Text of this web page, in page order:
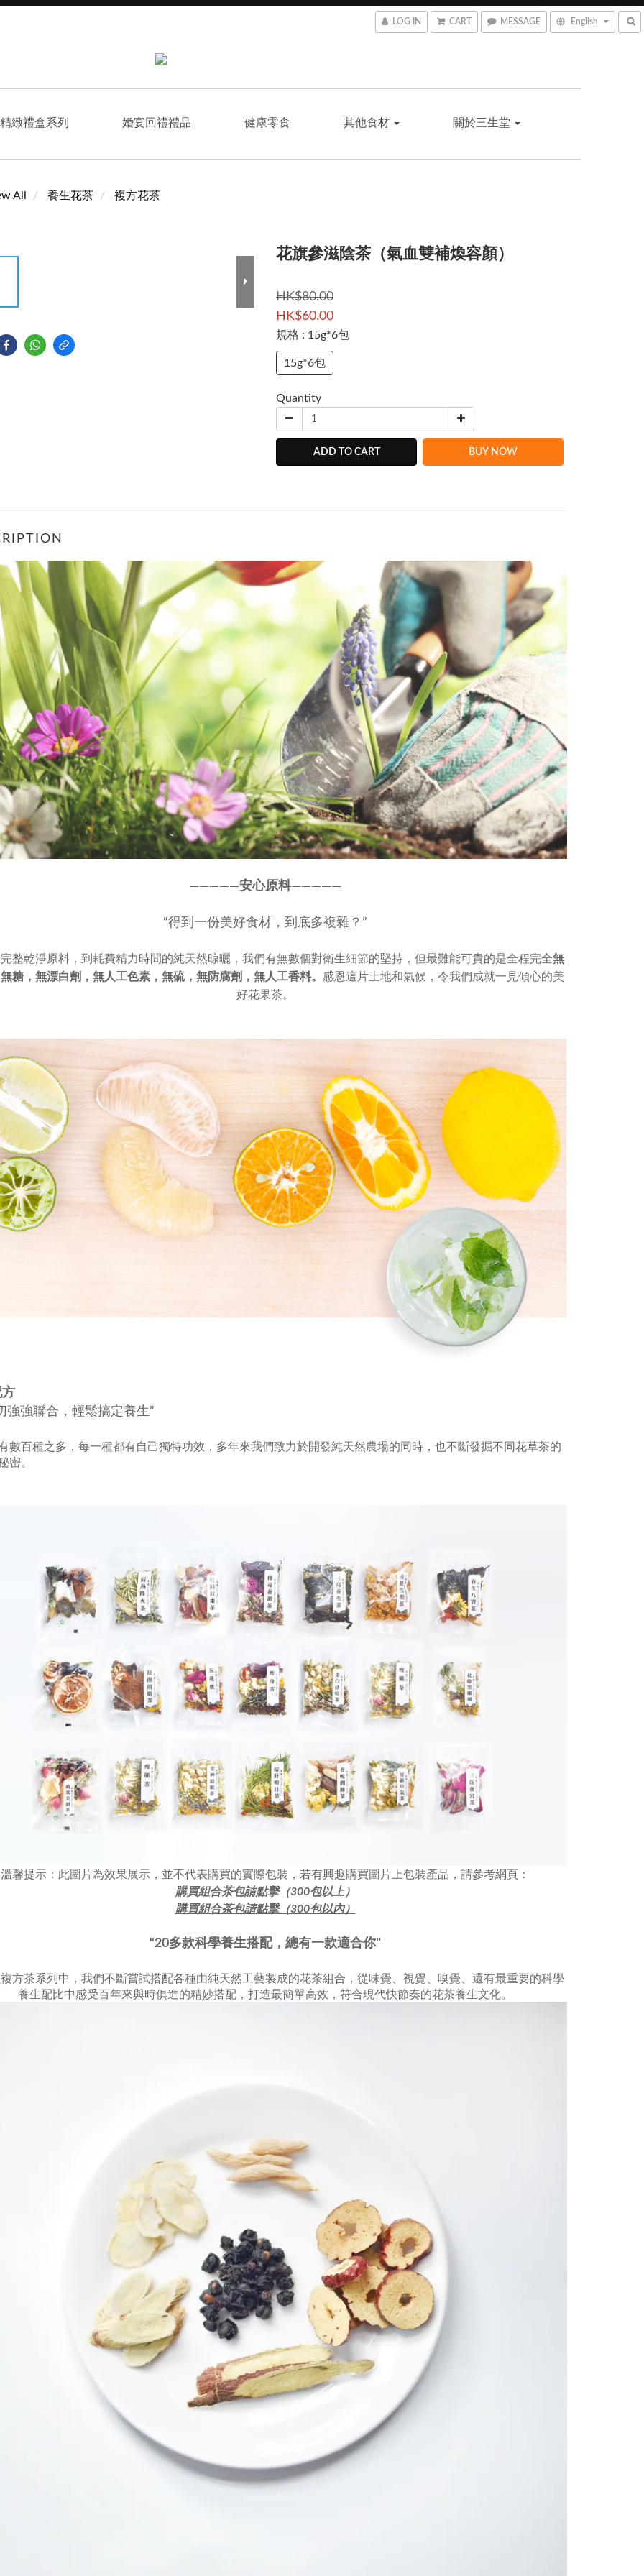
LOG IN CART MESSAGE English
精緻禮盒系列 婚宴回禮禮品 健康零食 其他食材 關於三生堂
All 養生花茶 複方花茶
花旗參滋陰茶（氣血雙補煥容顏）
HK$80.00
HK$60.00
規格 : 15g*6包
15g*6包
Quantity
ADD TO CART BUY NOW
—————安心原料—————
“得到一份美好食材，到底多複雜？”
整乾淨原料，到耗費精力時間的純天然晾曬，我們有無數個對衛生細節的堅持，但最難能可貴的是全程完全無
無糖，無漂白劑，無人工色素， 無硫，無防腐劑，無人工香料。 感恩這片土地和氣候，令我們成就一見傾心的美
好花果茶。
強強聯合，輕鬆搞定養生”
數百種之多，每一種都有自己獨特功效，多年來我們致力於開發純天然農場的同時，也不斷發掘不同花草茶的
密。
溫馨提示：此圖片為效果展示，並不代表購買的實際包裝，若有興趣購買圖片上包裝產品，請參考網頁：
購買組合茶包請點擊（300包以上）
購買組合茶包請點擊（300包以內）
“20多款科學養生搭配，總有一款適合你”
方茶系列中，我們不斷嘗試搭配各種由純天然工藝製成的花茶組合，從味覺、視覺、嗅覺、還有最重要的科學
養生配比中感受百年來與時俱進的精妙搭配，打造最簡單高效，符合現代快節奏的花茶養生文化。